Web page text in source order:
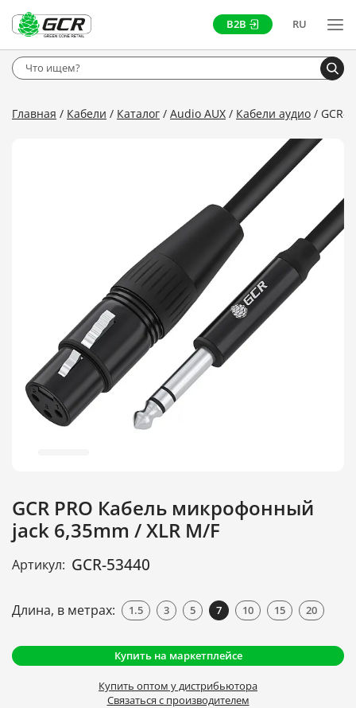
B2B RU
Главная Кабели Каталог Audio AUX Кабели аудио GCR-
GCR PRO Кабель микрофонный
jack 6,35mm / XLR M/F
Артикул: GCR-53440
Длина, в метрах: 1.5 3 5 7 10 15 20
Купить на маркетплейсе
Купить оптом у дистрибьютора
Связаться с производителем